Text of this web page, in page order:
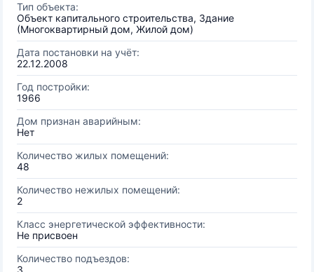
Тип объекта:
Объект капитального строительства, Здание
(Многоквартирный дом, Жилой дом)
Дата постановки на учёт:
22.12.2008
Год постройки:
1966
Дом признан аварийным:
Нет
Количество жилых помещений:
48
Количество нежилых помещений:
2
Класс энергетической эффективности:
Не присвоен
Количество подъездов:
3